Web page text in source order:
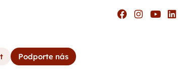
Podporte nás